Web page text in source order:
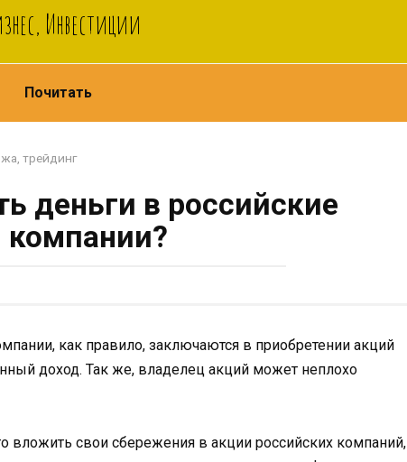
Инвестиции
Почитать
трейдинг
деньги в российские
компании?
как правило, заключаются в приобретении акций
доход. Так же, владелец акций может неплохо
вложить свои сбережения в акции российских компаний,